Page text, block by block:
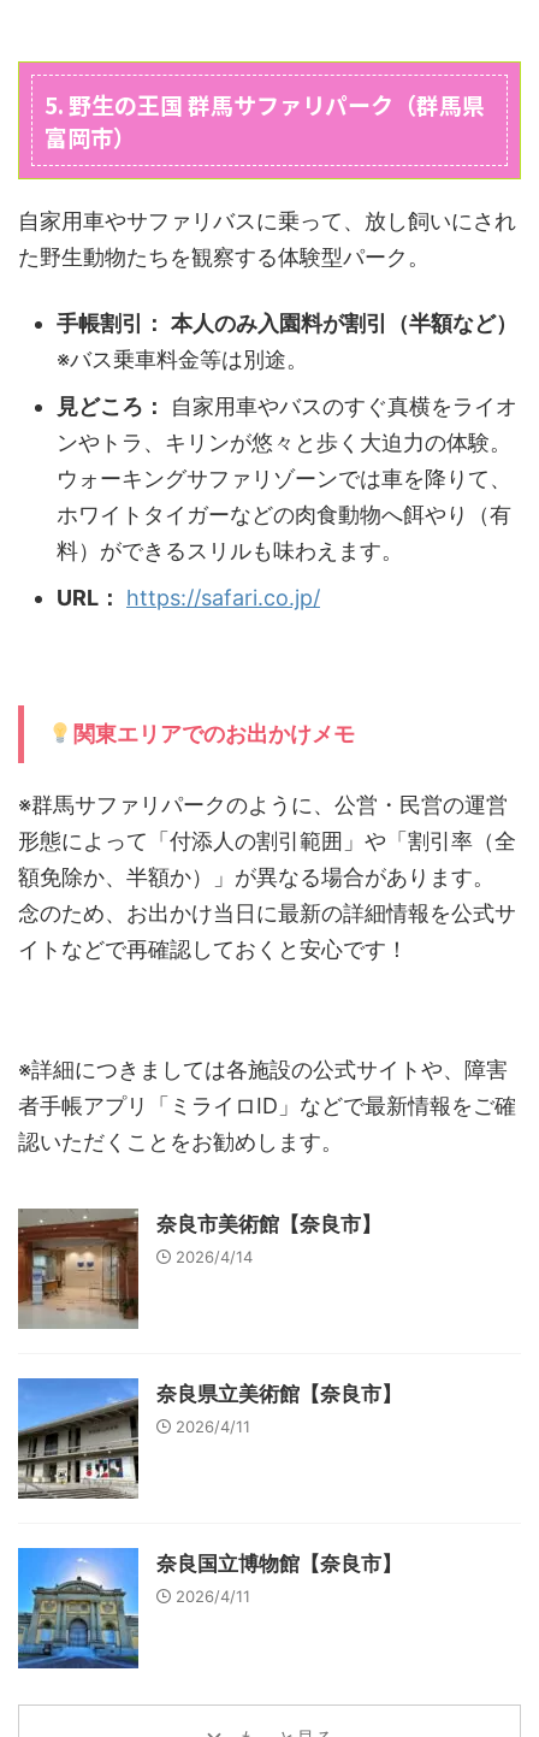
5. 野生の王国 群馬サファリパーク（群馬県
富岡市）
自家用車やサファリバスに乗って、放し飼いにされ
た野生動物たちを観察する体験型パーク。
手帳割引： 本人のみ入園料が割引（半額など）
※バス乗車料金等は別途。
見どころ：
自家用車やバスのすぐ真横をライオ
ンやトラ、キリンが悠々と歩く大迫力の体験。
ウォーキングサファリゾーンでは車を降りて、
ホワイトタイガーなどの肉食動物へ餌やり（有
料）ができるスリルも味わえます。
URL：
https://safari.co.jp/
関東エリアでのお出かけメモ
※群馬サファリパークのように、公営・民営の運営
形態によって「付添人の割引範囲」や「割引率（全
額免除か、半額か）」が異なる場合があります。
念のため、お出かけ当日に最新の詳細情報を公式サ
イトなどで再確認しておくと安心です！
※詳細につきましては各施設の公式サイトや、障害
者手帳アプリ「ミライロID」などで最新情報をご確
認いただくことをお勧めします。
奈良市美術館【奈良市】
2026/4/14
奈良県立美術館【奈良市】
2026/4/11
奈良国立博物館【奈良市】
2026/4/11